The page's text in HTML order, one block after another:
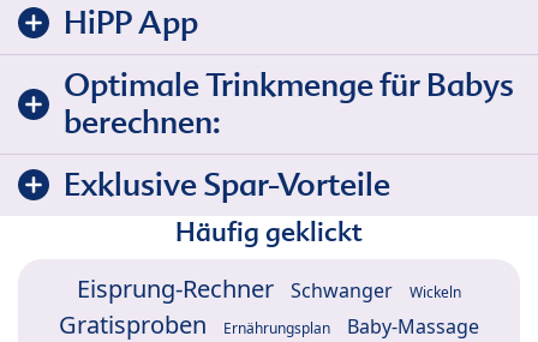
HiPP App
Optimale Trinkmenge für Babys
berechnen:
Exklusive Spar-Vorteile
Häufig geklickt
Eisprung-Rechner Schwanger Wickeln
Gratisproben Ernährungsplan Baby-Massage